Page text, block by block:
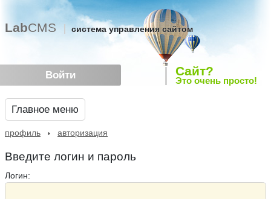
Войти
LabCMS система управления сайтом
Сайт?
Это очень просто!
Главное меню
профиль авторизация
Введите логин и пароль
Логин: